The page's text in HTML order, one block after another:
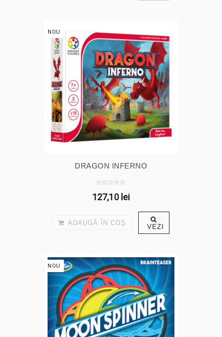
NOU
DRAGON INFERNO
127,10 lei
ADAUGĂ ÎN COŞ VEZI
NOU